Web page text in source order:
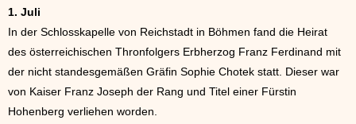
1. Juli
In der Schlosskapelle von Reichstadt in Böhmen fand die Heirat
des österreichischen Thronfolgers Erbherzog Franz Ferdinand mit
der nicht standesgemäßen Gräfin Sophie Chotek statt. Dieser war
von Kaiser Franz Joseph der Rang und Titel einer Fürstin
Hohenberg verliehen worden.